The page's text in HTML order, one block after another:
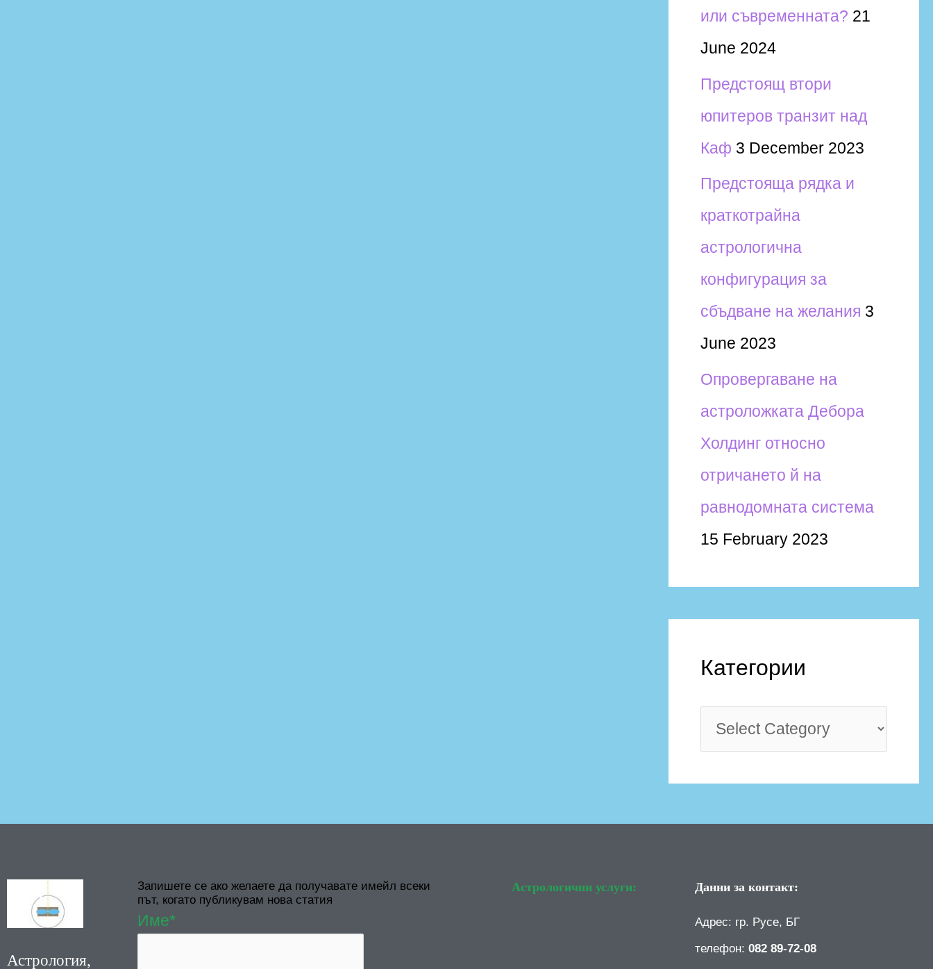
или съвременната? 21
June 2024
Предстоящ втори
юпитеров транзит над
Каф 3 December 2023
Предстояща рядка и
краткотрайна
астрологична
конфигурация за
сбъдване на желания 3
June 2023
Опровергаване на
астроложката Дебора
Холдинг относно
отричането й на
равнодомната система
15 February 2023
Категории
Астрология,
Запишете се ако желаете да получавате имейл всеки
път, когато публикувам нова статия
Име*
Астрологични услуги: Данни за контакт:
Адрес: гр. Русе, БГ
телефон: 082 89-72-08